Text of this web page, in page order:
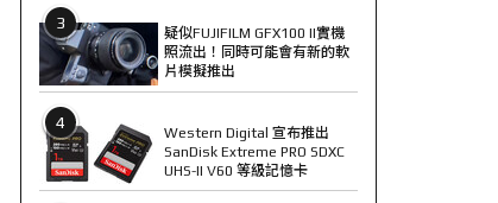
3
疑似FUJIFILM GFX100 II實機
照流出！同時可能會有新的軟
片模擬推出
4
Western Digital 宣布推出
SanDisk Extreme PRO SDXC
UHS-II V60 等級記憶卡